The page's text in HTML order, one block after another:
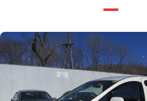
ознакомлен(а), даю согласие на